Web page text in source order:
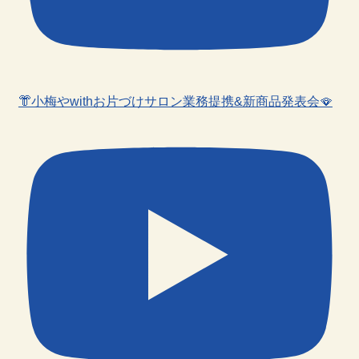
👘小梅やwithお片づけサロン業務提携&新商品発表会🪭